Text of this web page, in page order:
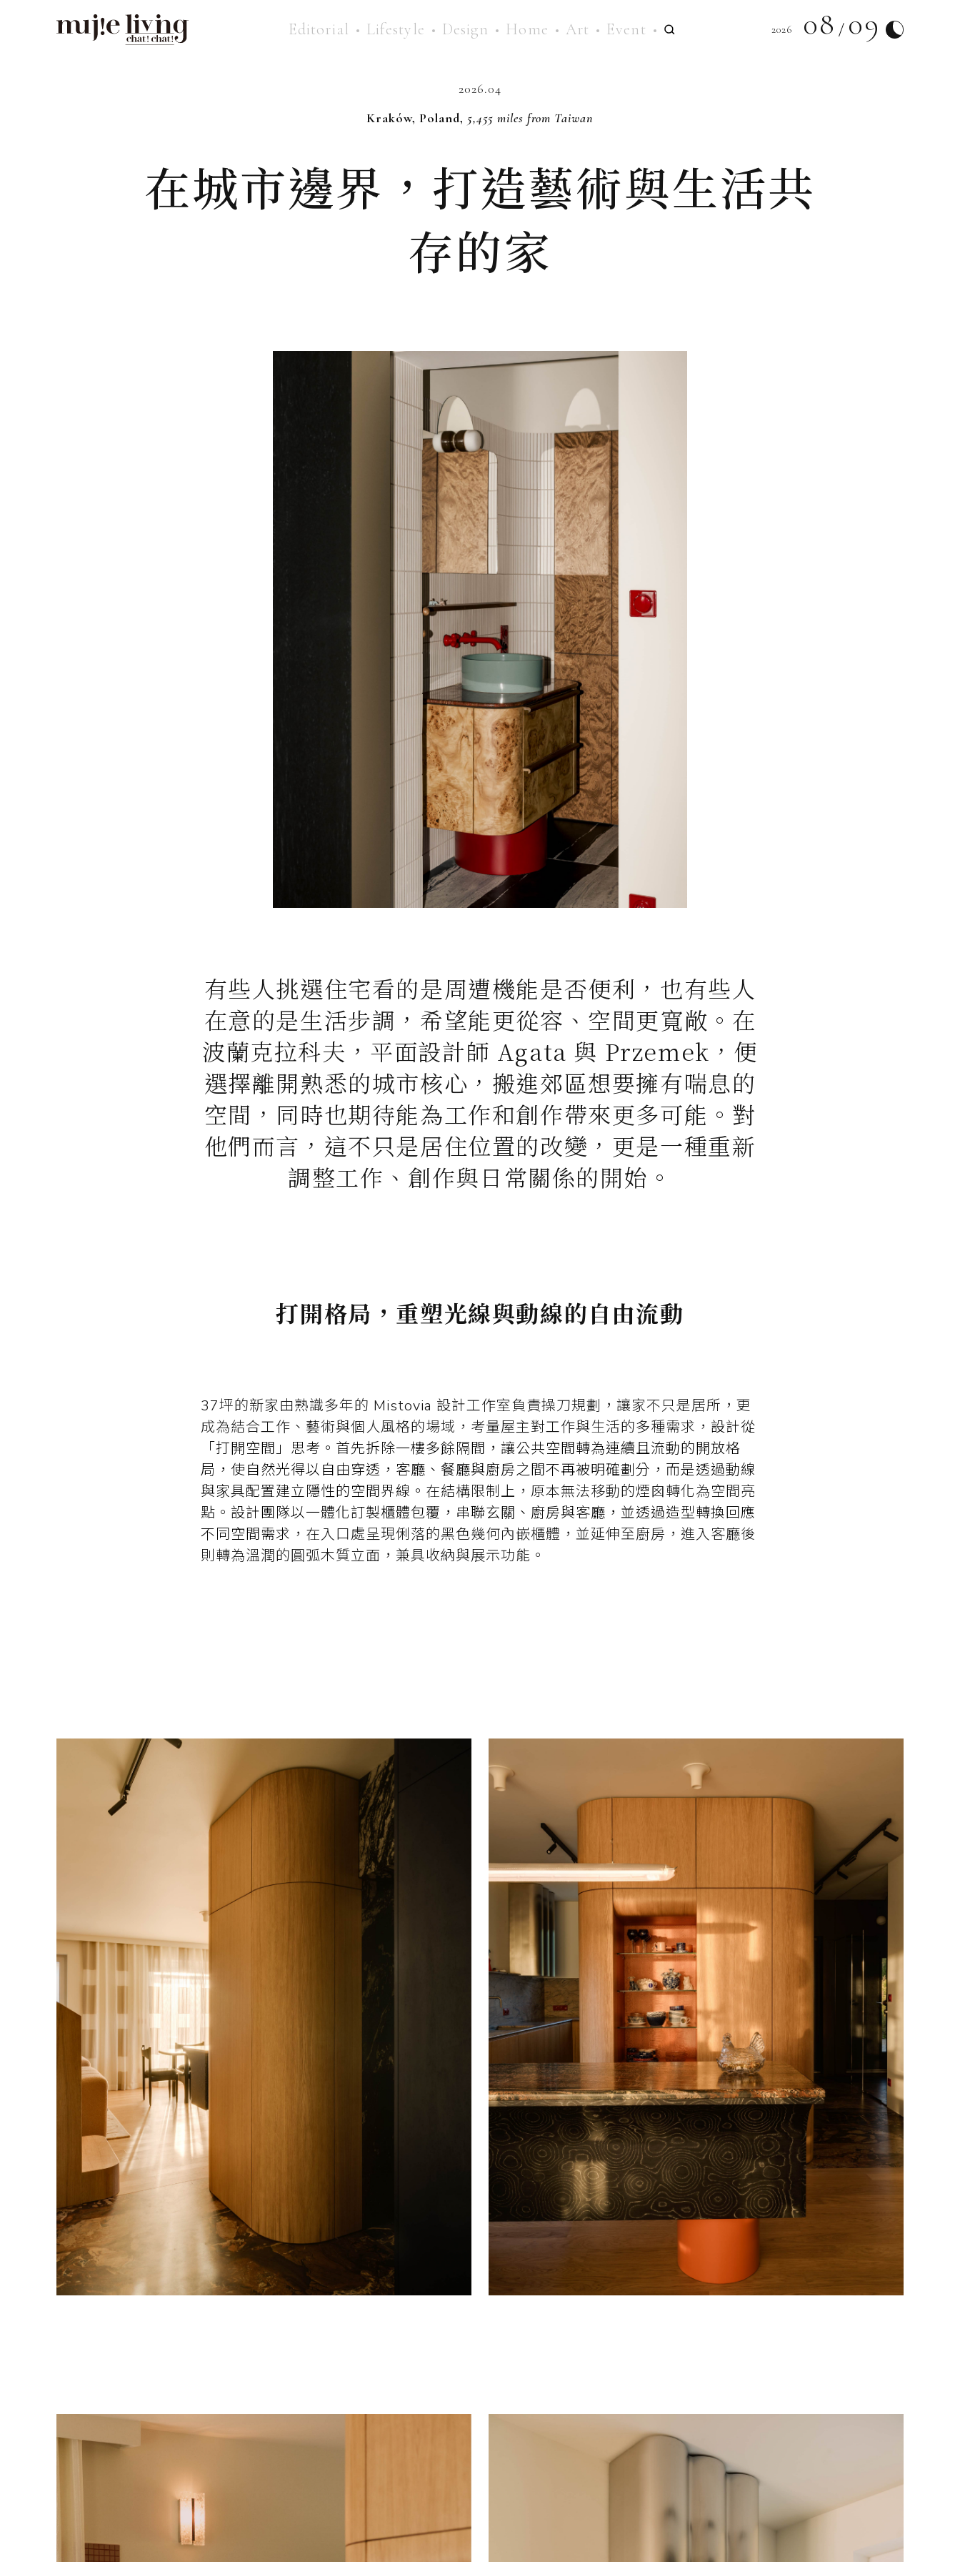
Editorial Lifestyle Design Home Art Event 2026 08 09
2026.04
Kraków, Poland, 5,455 miles from Taiwan
在城市邊界，打造藝術與生活共
存的家
有些人挑選住宅看的是周遭機能是否便利，也有些人
在意的是生活步調，希望能更從容、空間更寬敞。在
波蘭克拉科夫，平面設計師 Agata 與 Przemek，便
選擇離開熟悉的城市核心，搬進郊區想要擁有喘息的
空間，同時也期待能為工作和創作帶來更多可能。對
他們而言，這不只是居住位置的改變，更是一種重新
調整工作、創作與日常關係的開始。
打開格局，重塑光線與動線的自由流動
37坪的新家由熟識多年的 Mistovia 設計工作室負責操刀規劃，讓家不只是居所，更
成為結合工作、藝術與個人風格的場域，考量屋主對工作與生活的多種需求， 設計從
「打開空間」思考。首先拆除一樓多餘隔間，讓公共空間轉為連續且流動的開放格
局，使自然光得以自由穿透，客廳、餐廳與廚房之間不再被明確劃分，而是透過動線
與家具配置建立隱性的空間界線。 在結構限制上，原本無法移動的煙囪轉化為空間亮
點。 設計團隊以一體化訂製櫃體包覆，串聯玄關、廚房與客廳，並透過造型轉換回應
不同空間需求 ，在入口處呈現俐落的黑色幾何內嵌櫃體，並延伸至廚房，進入客廳後
則轉為溫潤的圓弧木質立面，兼具收納與展示功能。